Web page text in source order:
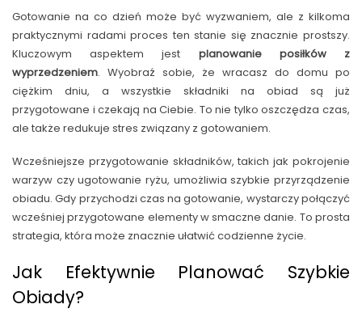
Gotowanie na co dzień może być wyzwaniem, ale z kilkoma
praktycznymi radami proces ten stanie się znacznie prostszy.
Kluczowym aspektem jest planowanie posiłków z
wyprzedzeniem. Wyobraź sobie, że wracasz do domu po
ciężkim dniu, a wszystkie składniki na obiad są już
przygotowane i czekają na Ciebie. To nie tylko oszczędza czas,
ale także redukuje stres związany z gotowaniem.
Wcześniejsze przygotowanie składników, takich jak pokrojenie
warzyw czy ugotowanie ryżu, umożliwia szybkie przyrządzenie
obiadu. Gdy przychodzi czas na gotowanie, wystarczy połączyć
wcześniej przygotowane elementy w smaczne danie. To prosta
strategia, która może znacznie ułatwić codzienne życie.
Jak Efektywnie Planować Szybkie
Obiady?